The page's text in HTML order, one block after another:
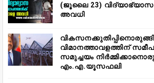
(ജൂലൈ 23)
അവധി
വിമാനത്താവളത്തിന്
സമുച്ചയം
എം.എ.യൂസഫലി